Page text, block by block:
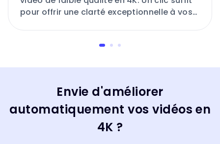
pour offrir une clarté exceptionnelle à vos
Envie d'améliorer
automatiquement vos vidéos en
4K ?